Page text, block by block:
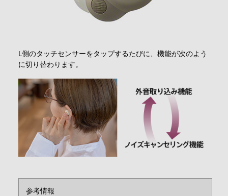
L側のタッチセンサーをタップするたびに、機能が次のよう
に切り替わります。
参考情報